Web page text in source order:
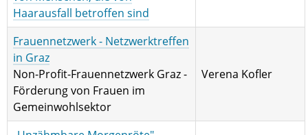
Haarausfall betroffen sind
Frauennetzwerk - Netzwerktreffen
in Graz
Non-Profit-Frauennetzwerk Graz -
Förderung von Frauen im
Gemeinwohlsektor
Verena Kofler